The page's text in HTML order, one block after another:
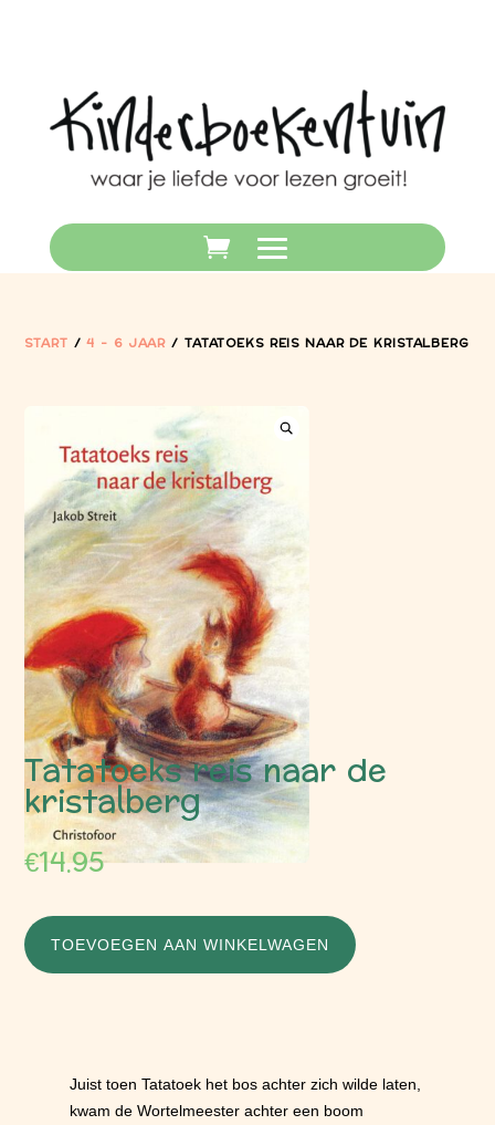
START /4 - 6 JAAR / TATATOEKS REIS NAAR DE KRISTALBERG
Tatatoeks reis naar de
kristalberg
€14.95
TOEVOEGEN AAN WINKELWAGEN
Juist toen Tatatoek het bos achter zich wilde laten,
kwam de Wortelmeester achter een boom